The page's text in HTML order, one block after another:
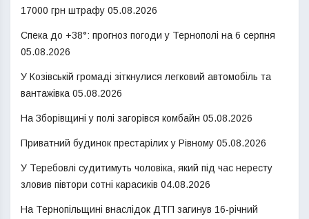
17000 грн штрафу 05.08.2026
Спека до +38°: прогноз погоди у Тернополі на 6 серпня
05.08.2026
У Козівській громаді зіткнулися легковий автомобіль та
вантажівка 05.08.2026
На Зборівщині у полі загорівся комбайн 05.08.2026
Приватний будинок престарілих у Рівному 05.08.2026
У Теребовлі судитимуть чоловіка, який під час нересту
зловив півтори сотні карасиків 04.08.2026
На Тернопільщині внаслідок ДТП загинув 16-річний